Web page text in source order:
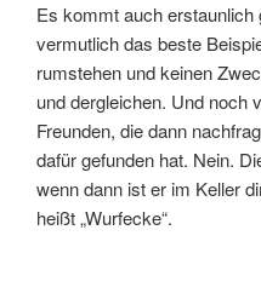
Es kommt auch erstaunlich
vermutlich das beste
rumstehen und keinen
und dergleichen. Und noch
Freunden, die dann
dafür gefunden hat. Nein.
wenn dann ist er im Keller
heißt „Wurfecke“.